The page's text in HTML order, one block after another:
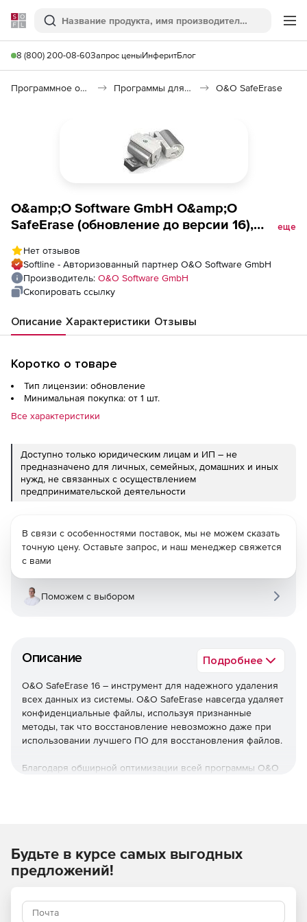
Softline
Поиск
8 (800) 200-08-60Запрос ценыИнферитБлог
Программное обеспечение для работы с файлами и дисками Программы для очистки диска O&O SafeErase
O&amp;O Software GmbH O&amp;O
SafeErase (обновление до версии 16),
еще
Нет отзывов
Softline - Авторизованный партнер O&O Software GmbH
Производитель: O&O Software GmbH
Скопировать ссылку
Описание Характеристики Отзывы
Коротко о товаре
Тип лицензии: обновление
Минимальная покупка: от 1 шт.
Все характеристики
Доступно только юридическим лицам и ИП – не
предназначено для личных, семейных, домашних и иных
нужд, не связанных с осуществлением
предпринимательской деятельности
Описание Подробнее
O&O SafeErase 16 – инструмент для надежного удаления
всех данных из системы. O&O SafeErase навсегда удаляет
конфиденциальные файлы, используя признанные
методы, так что восстановление невозможно даже при
использовании лучшего ПО для восстановления файлов.
Благодаря обширной оптимизации всей программы O&O
Новые функции
Помимо множества незначительных улучшений, O&O
сканирует компьютер на наличие временных и
небезопасных файлов. Всего несколькими щелчками
В связи с особенностями поставок, мы не можем сказать
точную цену. Оставьте запрос, и наш менеджер свяжется
с вами
Поможем с выбором
Будьте в курсе самых выгодных
предложений!